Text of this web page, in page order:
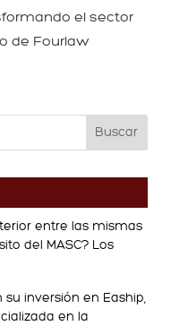
el sector
de Fourlaw
entre las mismas
del MASC? Los
inversión en Eaship,
en la